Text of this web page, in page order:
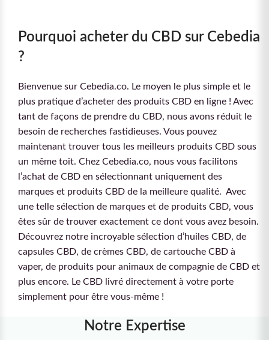
Pourquoi acheter du CBD sur Cebedia
?
Bienvenue sur Cebedia.co. Le moyen le plus simple et le
plus pratique d’acheter des produits CBD en ligne ! Avec
tant de façons de prendre du CBD, nous avons réduit le
besoin de recherches fastidieuses. Vous pouvez
maintenant trouver tous les meilleurs produits CBD sous
un même toit. Chez Cebedia.co, nous vous facilitons
l’achat de CBD en sélectionnant uniquement des
marques et produits CBD de la meilleure qualité. Avec
une telle sélection de marques et de produits CBD, vous
êtes sûr de trouver exactement ce dont vous avez besoin.
Découvrez notre incroyable sélection d’huiles CBD, de
capsules CBD, de crèmes CBD, de cartouche CBD à
vaper, de produits pour animaux de compagnie de CBD et
plus encore. Le CBD livré directement à votre porte
simplement pour être vous-même !
Notre Expertise